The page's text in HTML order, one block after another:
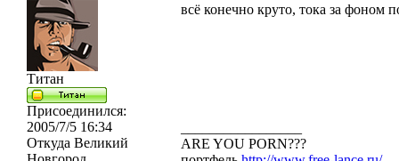
Титан
Присоединился:
2005/7/5 16:34
Откуда Великий
всё конечно круто, тока за фоном
ARE YOU PORN???